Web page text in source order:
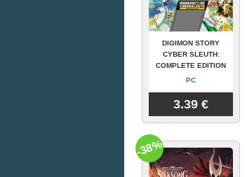
DIGIMON STORY
CYBER SLEUTH:
COMPLETE EDITION
PC
3.39 €
-38%